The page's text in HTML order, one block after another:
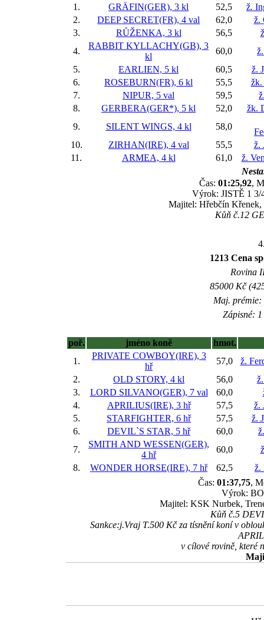
1.
GRÄFIN(GER), 3 kl 52,5
ž.
2.
DEEP SECRET(FR), 4 val 62,0
ž.
3.
RŮŽENKA, 3 kl 56,5
4.
RABBIT KYLLACHY(GB), 3
kl
60,0
5.
EARLIEN, 5 kl 60,5
ž.
6.
ROSEBURN(FR), 6 kl 55,5
žk.
7.
NIPUR, 5 val 59,5
8.
GERBERA(GER*), 5 kl 52,0
žk.
9.
SILENT WINGS, 4 kl 58,0
10.
ZIRHAN(IRE), 4 val 55,5
ž.
11.
ARMEA, 4 kl 61,0
ž.
Čas: 01:25,92,
Výrok: JISTĚ 1 3/
Majitel: Hřebčín Křenek,
Kůň č.12
1213 Cena
Rovina
85000 Kč
Maj. prémie:
Zápisné:
poř. jméno koně
hmot.
1.
PRIVATE COWBOY(IRE), 3
hř
57,0
ž.
2.
OLD STORY, 4 kl 56,0
3.
LORD SILVANO(GER), 7 val 60,0
4.
APRILIUS(IRE), 3 hř 57,5
ž.
5.
STARFIGHTER, 6 hř 57,5
ž.
6.
DEVIL`S STAR, 5 hř 60,0
7.
SMITH AND WESSEN(GER),
4 hř
60,0
8.
WONDER HORSE(IRE), 7 hř 62,5
ž.
Čas: 01:37,75,
Výrok:
Majitel: KSK Nurbek,
Kůň č.5
Sankce:j.Vraj T.500 Kč za tísnění koní v
v cílové rovině, které